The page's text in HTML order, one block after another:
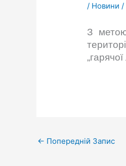
/ Новини /
З
← Попередній Запис